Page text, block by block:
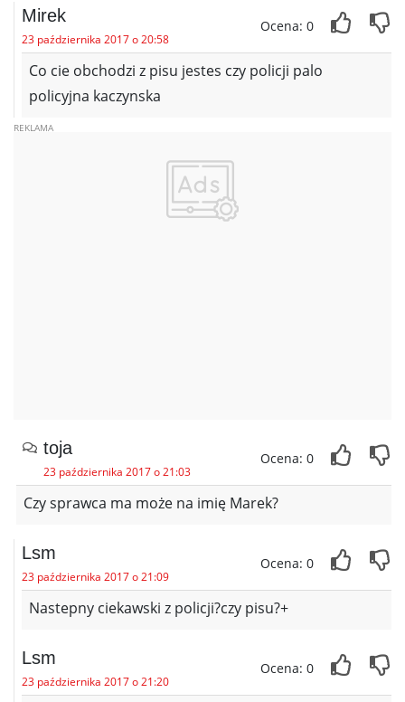
Mirek
23 października 2017 o 20:58
Ocena: 0
Co cie obchodzi z pisu jestes czy policji palo
policyjna kaczynska
toja
23 października 2017 o 21:03
Ocena: 0
Czy sprawca ma może na imię Marek?
Lsm
23 października 2017 o 21:09
Ocena: 0
Nastepny ciekawski z policji?czy pisu?+
Lsm
23 października 2017 o 21:20
Ocena: 0